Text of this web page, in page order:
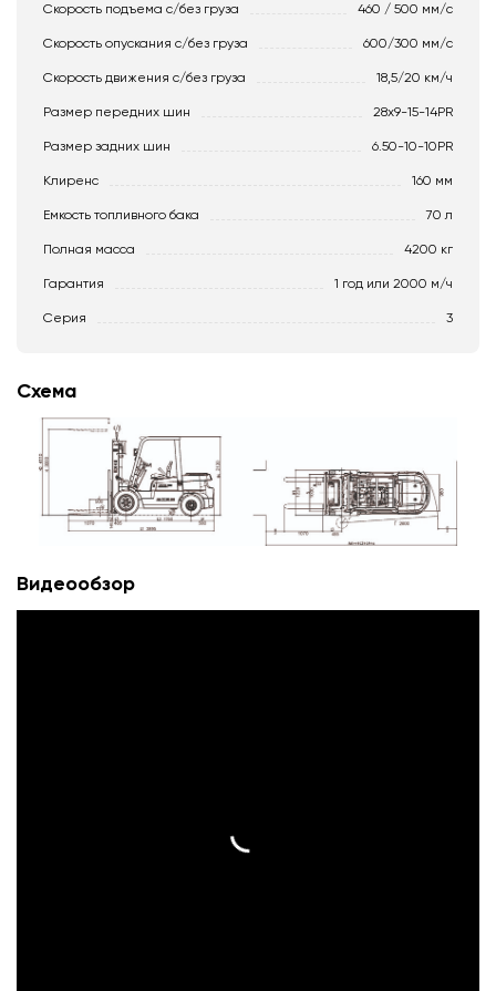
Скорость подъема с/без груза 460 / 500 мм/с
Скорость опускания c/без груза 600/300 мм/с
Скорость движения c/без груза 18,5/20 км/ч
Размер передних шин 28x9-15-14PR
Размер задних шин 6.50-10-10PR
Клиренс 160 мм
Емкость топливного бака 70 л
Полная масса 4200 кг
Гарантия 1 год или 2000 м/ч
Серия 3
Схема
Видеообзор